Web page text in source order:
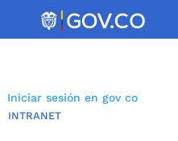
Iniciar sesión en gov co
INTRANET